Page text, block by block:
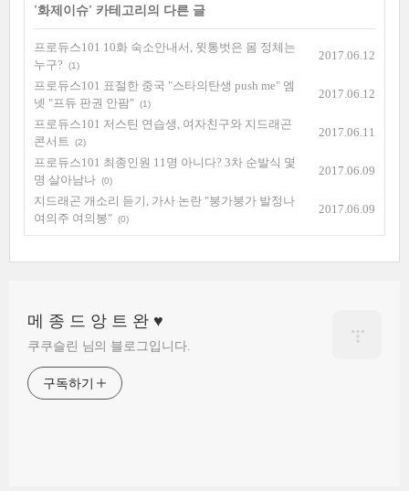
'화제이슈' 카테고리의 다른 글
프로듀스101 10화 숙소안내서, 윗통벗은 몸 정체는
누구?
(1)
2017.06.12
프로듀스101 표절한 중국 "스타의탄생 push me" 엠
넷 "프듀 판권 안팜" (1)
2017.06.12
프로듀스101 저스틴 연습생, 여자친구와 지드래곤
콘서트
(2)
2017.06.11
프로듀스101 최종인원 11명 아니다? 3차 순발식 몇
명 살아남나 (0)
2017.06.09
지드래곤 개소리 듣기, 가사 논란 "붕가붕가 발정나
여의주 여의봉" (0)
2017.06.09
메 종 드 앙 트 완 ♥
쿠쿠슬린 님의 블로그입니다.
구독하기